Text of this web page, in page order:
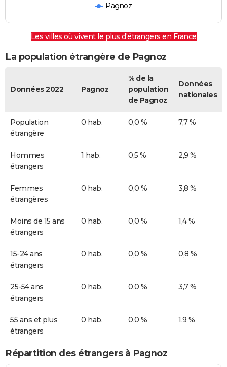
Pagnoz
Les villes où vivent le plus d'étrangers en France
La population étrangère de Pagnoz
Données 2022 Pagnoz
% de la
population
de Pagnoz
Données
nationales
Population
étrangère
0 hab. 0,0 % 7,7 %
Hommes
étrangers
1 hab. 0,5 % 2,9 %
Femmes
étrangères
0 hab. 0,0 % 3,8 %
Moins de 15 ans
étrangers
0 hab. 0,0 % 1,4 %
15-24 ans
étrangers
0 hab. 0,0 % 0,8 %
25-54 ans
étrangers
0 hab. 0,0 % 3,7 %
55 ans et plus
étrangers
0 hab. 0,0 % 1,9 %
Répartition des étrangers à Pagnoz